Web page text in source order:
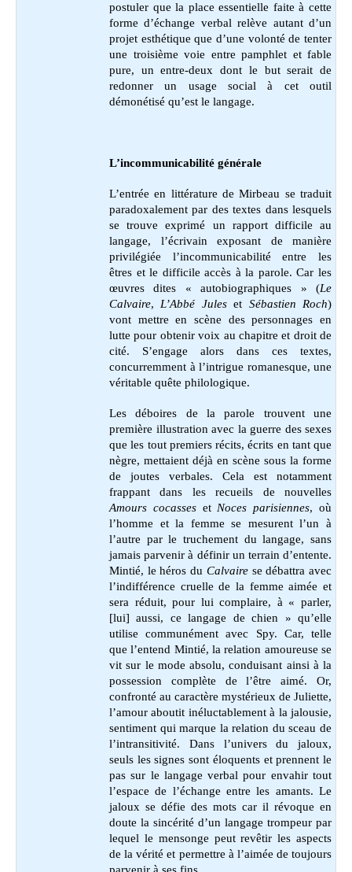
postuler que la place essentielle faite à cette
forme d’échange verbal relève autant d’un
projet esthétique que d’une volonté de tenter
une troisième voie entre pamphlet et fable
pure, un entre-deux dont le but serait de
redonner un usage social à cet outil
démonétisé qu’est le langage.
L’incommunicabilité générale
L’entrée en littérature de Mirbeau se traduit
paradoxalement par des textes dans lesquels
se trouve exprimé un rapport difficile au
langage, l’écrivain exposant de manière
privilégiée l’incommunicabilité entre les
êtres et le difficile accès à la parole. Car les
œuvres dites « autobiographiques » (Le
Calvaire, L’Abbé Juleset Sébastien Roch)
vont mettre en scène des personnages en
lutte pour obtenir voix au chapitre et droit de
cité. S’engage alors dans ces textes,
concurremment à l’intrigue romanesque, une
véritable quête philologique.
Les déboires de la parole trouvent une
première illustration avec la guerre des sexes
que les tout premiers récits, écrits en tant que
nègre, mettaient déjà en scène sous la forme
de joutes verbales. Cela est notamment
frappant dans les recueils de nouvelles
Amours cocasseset Noces parisiennes, où
l’homme et la femme se mesurent l’un à
l’autre par le truchement du langage, sans
jamais parvenir à définir un terrain d’entente.
Mintié, le héros du Calvairese débattra avec
l’indifférence cruelle de la femme aimée et
sera réduit, pour lui complaire, à « parler,
[lui] aussi, ce langage de chien » qu’elle
utilise communément avec Spy. Car, telle
que l’entend Mintié, la relation amoureuse se
vit sur le mode absolu, conduisant ainsi à la
possession complète de l’être aimé. Or,
confronté au caractère mystérieux de Juliette,
l’amour aboutit inéluctablement à la jalousie,
sentiment qui marque la relation du sceau de
l’intransitivité. Dans l’univers du jaloux,
seuls les signes sont éloquents et prennent le
pas sur le langage verbal pour envahir tout
l’espace de l’échange entre les amants. Le
jaloux se défie des mots car il révoque en
doute la sincérité d’un langage trompeur par
lequel le mensonge peut revêtir les aspects
de la vérité et permettre à l’aimée de toujours